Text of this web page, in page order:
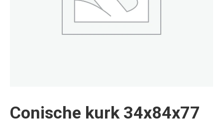
Conische kurk 34x84x77